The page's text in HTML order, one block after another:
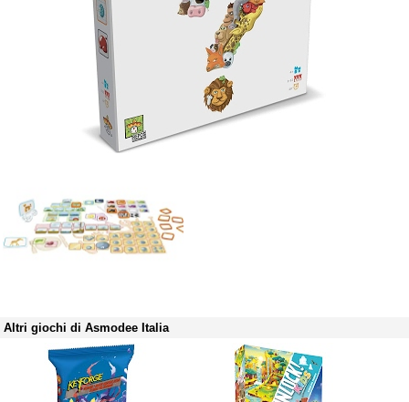
Altri giochi di Asmodee Italia